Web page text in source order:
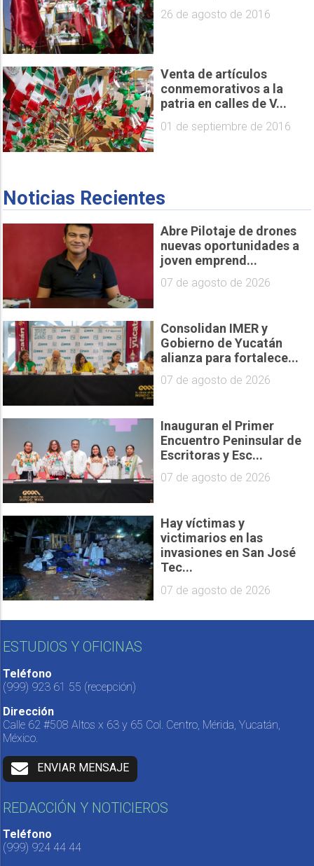
26 de agosto de 2016
Venta de artículos
conmemorativos a la
patria en calles de V...
01 de septiembre de 2016
Noticias Recientes
Abre Pilotaje de drones
nuevas oportunidades a
joven emprend...
07 de agosto de 2026
Consolidan IMER y
Gobierno de Yucatán
alianza para fortalece...
07 de agosto de 2026
Inauguran el Primer
Encuentro Peninsular de
Escritoras y Esc...
07 de agosto de 2026
Hay víctimas y
victimarios en las
invasiones en San José
Tec...
07 de agosto de 2026
ESTUDIOS Y OFICINAS
Teléfono
(999) 923 61 55 (recepción)
Dirección
Calle 62 #508 Altos x 63 y 65 Col. Centro, Mérida, Yucatán,
México.
ENVIAR MENSAJE
REDACCIÓN Y NOTICIEROS
Teléfono
(999) 924 44 44